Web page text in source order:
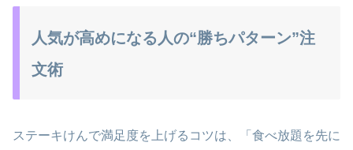
人気が高めになる人の“勝ちパターン”注
文術
ステーキけんで満足度を上げるコツは、「食べ放題を先に